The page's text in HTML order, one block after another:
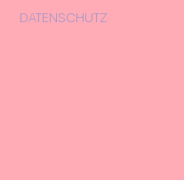
DATENSCHUTZ